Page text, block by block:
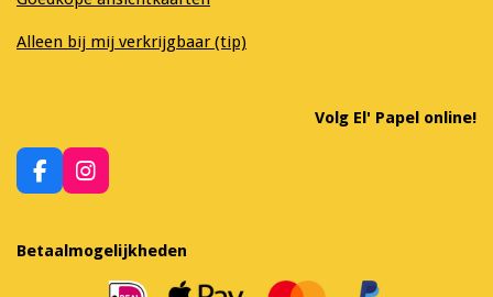
Alleen bij mij verkrijgbaar (tip)
Volg El' Papel online!
F
a
e
b
I
n
a
Betaalmogelijkheden